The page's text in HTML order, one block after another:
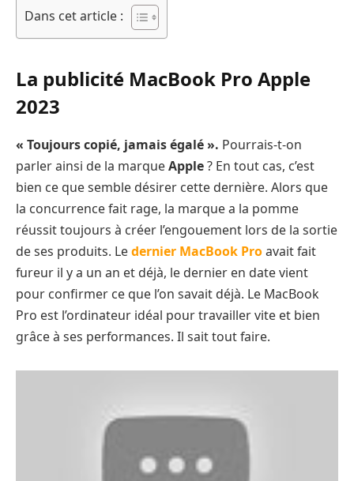
Dans cet article :
La publicité MacBook Pro Apple
2023
« Toujours copié, jamais égalé ». Pourrais-t-on
parler ainsi de la marqueApple? En tout cas, c’est
bien ce que semble désirer cette dernière. Alors que
la concurrence fait rage, la marque a la pomme
réussit toujours à créer l’engouement lors de la sortie
de ses produits. Ledernier MacBook Proavait fait
fureur il y a un an et déjà, le dernier en date vient
pour confirmer ce que l’on savait déjà. Le MacBook
Pro est l’ordinateur idéal pour travailler vite et bien
grâce à ses performances. Il sait tout faire.